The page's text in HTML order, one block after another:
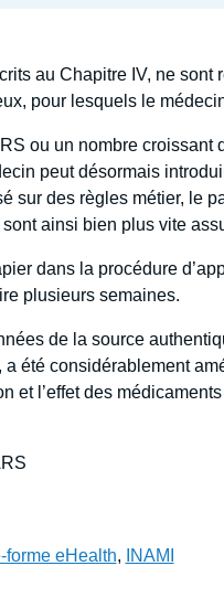
au Chapitre IV, ne
pour lesquels le
ou un nombre
peut désormais
sur des règles métier, le
ainsi bien plus vite
dans la procédure
plusieurs semaines.
de la source
été considérablement
et l’effet des
forme eHealth, INAMI